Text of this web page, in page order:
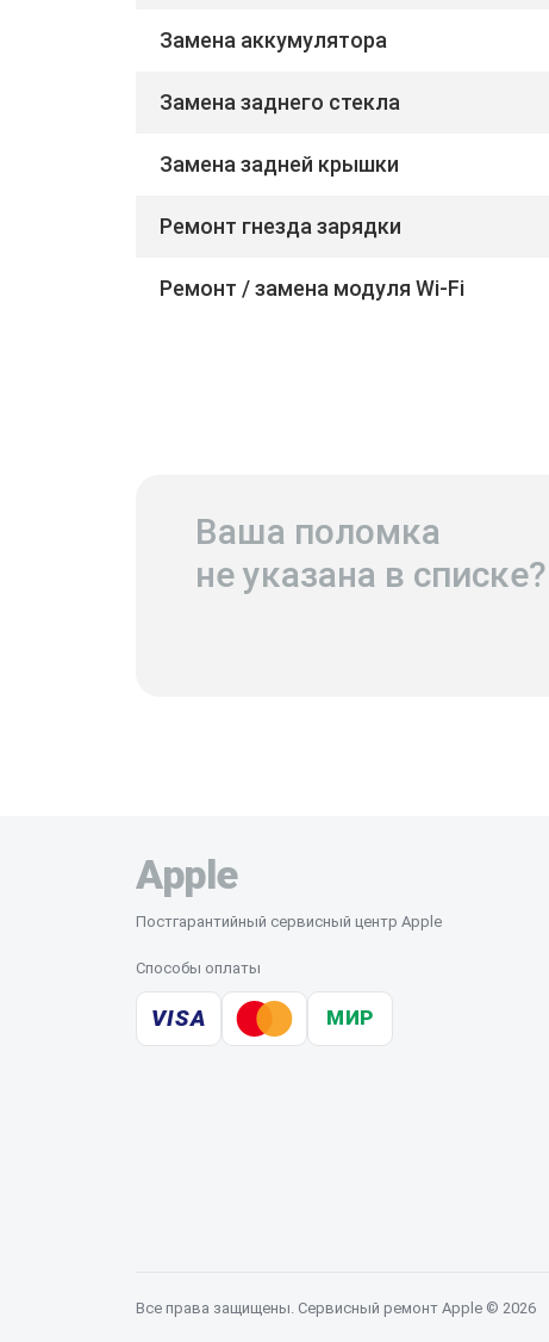
Замена аккумулятора
Замена заднего стекла
Замена задней крышки
Ремонт гнезда зарядки
Ремонт / замена модуля Wi-Fi
Ваша поломка
не указана в списке?
Apple
Постгарантийный сервисный центр Apple
Способы оплаты
VISA МИР
Все права защищены. Сервисный ремонт Apple © 2026